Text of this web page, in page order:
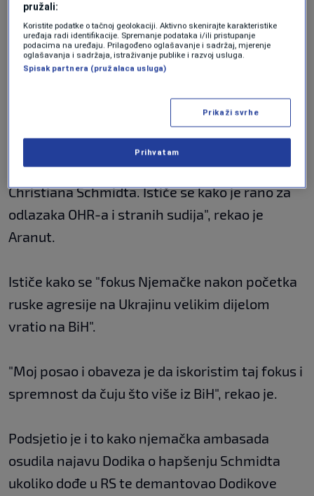
najmanje detalje koji se tiču BiH tako da smo u
povjerljivom dijelu ceremonije razgovarali
opsežno o svim detaljima situacije u BiH.
sastanaka u Bundestagu. Na svakom sastanku
istaknuta je opredijeljenost Njemačke za
suverenitet i teritorijalni integritet BiH, ali i
potpuna podrška za visokog predstavnika
Christiana Schmidta. Ističe se kako je rano za
odlazaka OHR-a i stranih sudija", rekao je
Aranut.
Ističe kako se "fokus Njemačke nakon početka
ruske agresije na Ukrajinu velikim dijelom
vratio na BiH".
"Moj posao i obaveza je da iskoristim taj fokus i
spremnost da čuju što više iz BiH", rekao je.
Podsjetio je i to kako njemačka ambasada
osudila najavu Dodika o hapšenju Schmidta
ukoliko dođe u RS te demantovao Dodikove
pružali:
Koristite podatke o tačnoj geolokaciji. Aktivno skenirajte karakteristike
uređaja radi identifikacije. Spremanje podataka i/ili pristupanje
podacima na uređaju. Prilagođeno oglašavanje i sadržaj, mjerenje
oglašavanja i sadržaja, istraživanje publike i razvoj usluga.
Spisak partnera (pružalaca usluga)
Prikaži svrhe
Prihvatam